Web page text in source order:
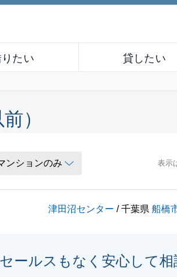
たい 貸したい
）
表示
津田沼センター / 千葉県船橋
ールスもなく安心して